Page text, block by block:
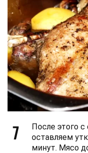
7
После этого
оставляем
минут. Мясо